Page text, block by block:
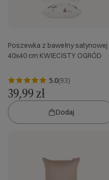
Poszewka z bawełny satynowej
40x40 cm KWIECISTY OGRÓD
5.0(93)
39,99 zł
Dodaj